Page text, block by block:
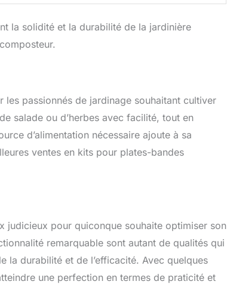
la solidité et la durabilité de la jardinière
les passionnés de jardinage souhaitant cultiver
salade ou d’herbes avec facilité, tout en
d’alimentation nécessaire ajoute à sa
ventes en kits pour plates-bandes
judicieux pour quiconque souhaite optimiser son
remarquable sont autant de qualités qui
la durabilité et de l’efficacité. Avec quelques
une perfection en termes de praticité et